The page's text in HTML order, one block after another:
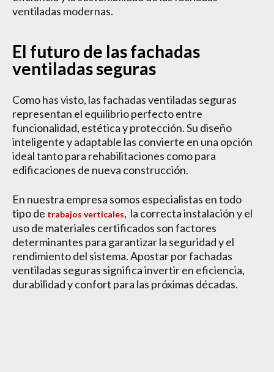
ventiladas modernas.
El futuro de las fachadas
ventiladas seguras
Como has visto, las fachadas ventiladas seguras
representan el equilibrio perfecto entre
funcionalidad, estética y protección. Su diseño
inteligente y adaptable las convierte en una opción
ideal tanto para rehabilitaciones como para
edificaciones de nueva construcción.
En nuestra empresa somos especialistas en todo
tipo de trabajos verticales, la correcta instalación y el
uso de materiales certificados son factores
determinantes para garantizar la seguridad y el
rendimiento del sistema. Apostar por fachadas
ventiladas seguras significa invertir en eficiencia,
durabilidad y confort para las próximas décadas.